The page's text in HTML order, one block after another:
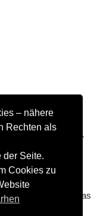
gehört zum
für die
liegt der Fokus hier
Grundpreis
unser Preis-
guter günstiger
zusammen, was das
hat:
– nähere
Rechten als
der Seite.
Cookies zu